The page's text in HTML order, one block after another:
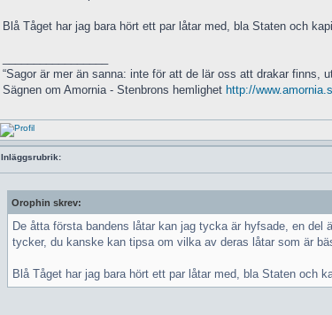
Blå Tåget har jag bara hört ett par låtar med, bla Staten och
“Sagor är mer än sanna: inte för att de lär oss att drakar finns,
Sägnen om Amornia - Stenbrons hemlighet http://
Inläggsrubrik:
Orophin skrev:
De åtta första bandens låtar kan jag tycka är hyfsade, en
tycker, du kanske kan tipsa om vilka av deras låtar som är
Blå Tåget har jag bara hört ett par låtar med, bla Staten och